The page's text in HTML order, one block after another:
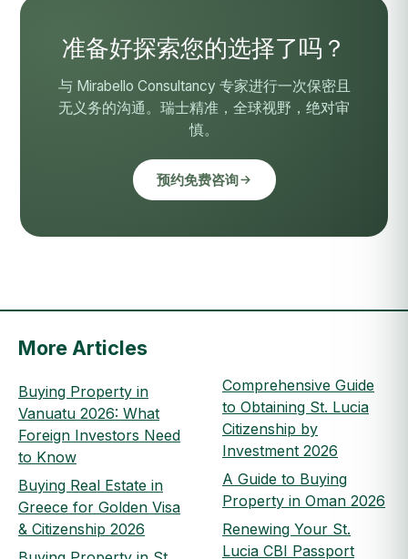
准备好探索您的选择了吗？
与 Mirabello Consultancy 专家进行一次保密且
无义务的沟通。瑞士精准，全球视野，绝对审
慎。
预约免费咨询
More Articles
Buying Property in
Vanuatu 2026: What
Foreign Investors Need
to Know
Buying Real Estate in
Greece for Golden Visa
& Citizenship 2026
Comprehensive Guide
to Obtaining St. Lucia
Citizenship by
Investment 2026
A Guide to Buying
Property in Oman 2026
Renewing Your St.
Lucia CBI Passport